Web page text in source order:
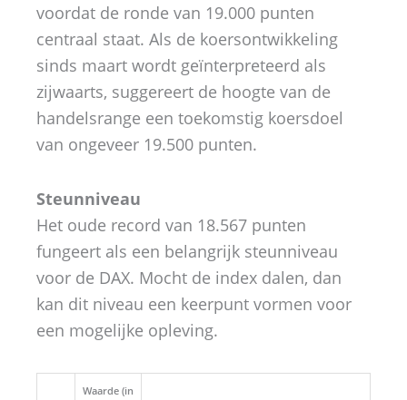
voordat de ronde van 19.000 punten
centraal staat. Als de koersontwikkeling
sinds maart wordt geïnterpreteerd als
zijwaarts, suggereert de hoogte van de
handelsrange een toekomstig koersdoel
van ongeveer 19.500 punten.
Steunniveau
Het oude record van 18.567 punten
fungeert als een belangrijk steunniveau
voor de DAX. Mocht de index dalen, dan
kan dit niveau een keerpunt vormen voor
een mogelijke opleving.
Waarde (in